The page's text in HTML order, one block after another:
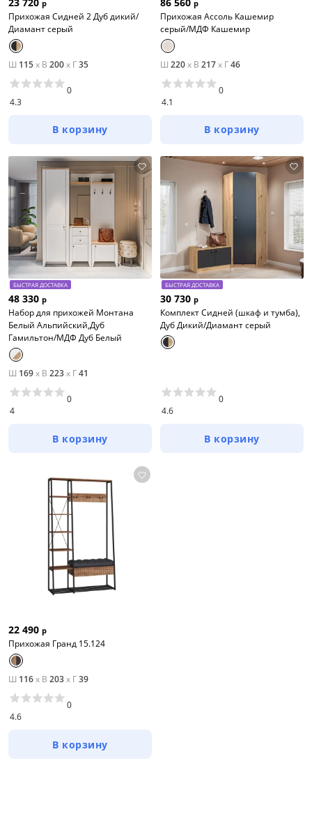
р
Прихожая Сидней 2 Дуб дикий/
Диамант серый
Ш 115x В 200x Г35
4.3
0
В корзину
р
Прихожая Ассоль Кашемир
серый/МДФ Кашемир
Ш 220x В 217x Г46
4.1
0
В корзину
БЫСТРАЯ ДОСТАВКА
48 330 р
Набор для прихожей Монтана
Белый Альпийский,Дуб
Гамильтон/МДФ Дуб Белый
Ш 169x В 223x Г41
4
0
В корзину
БЫСТРАЯ ДОСТАВКА
30 730 р
Комплект Сидней (шкаф и тумба),
Дуб Дикий/Диамант серый
4.6
0
В корзину
22 490 р
Прихожая Гранд 15.124
Ш 116x В 203x Г39
4.6
0
В корзину